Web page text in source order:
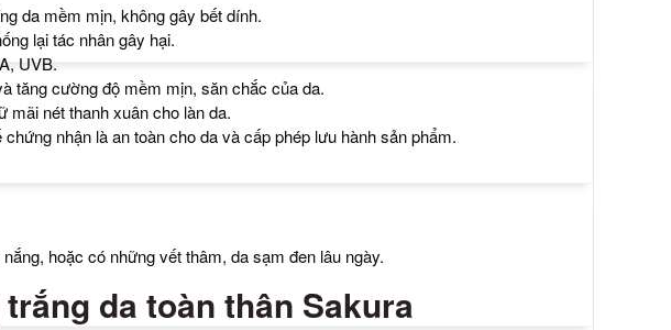
da mềm mịn, không gây bết dính.
lại tác nhân gây hại.
UVB.
tăng cường độ mềm mịn, săn chắc của da.
mãi nét thanh xuân cho làn da.
nhận là an toàn cho da và cấp phép lưu hành sản phẩm.
hoặc có những vết thâm, da sạm đen lâu ngày.
da toàn thân Sakura